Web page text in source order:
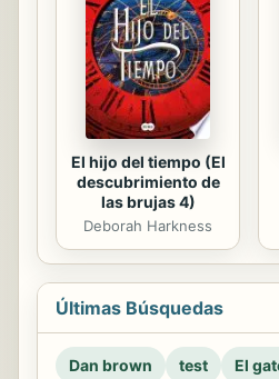
El hijo del tiempo (El
descubrimiento de
las brujas 4)
Deborah Harkness
Últimas Búsquedas
Dan brown test
El